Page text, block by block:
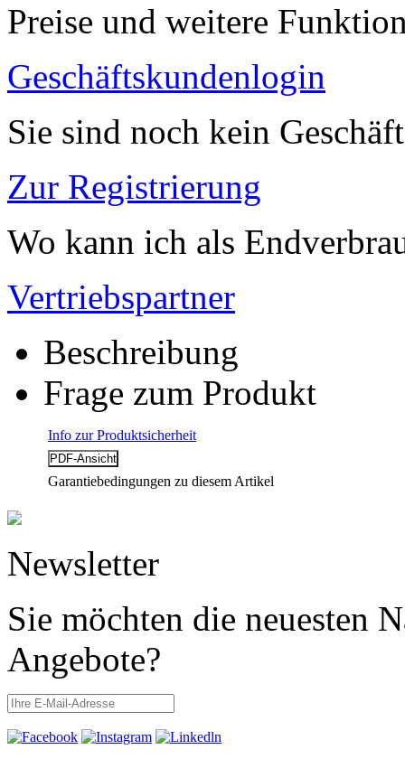
Preise und weitere
Geschäftskundenlogin
Sie sind noch kein
Zur Registrierung
Wo kann ich als
Vertriebspartner
Beschreibung
Frage zum Produkt
Info zur Produktsicherheit
Garantiebedingungen zu diesem Artikel
Newsletter
Sie möchten die neuesten
Angebote?